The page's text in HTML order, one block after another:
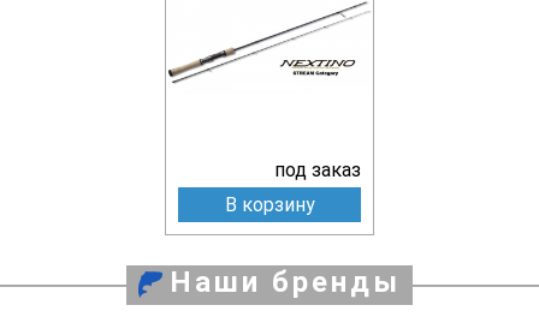
под заказ
В корзину
Наши бренды